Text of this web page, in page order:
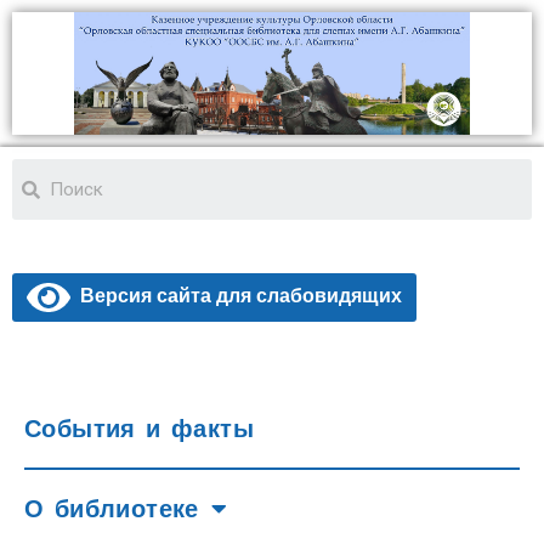
Версия сайта для слабовидящих
События и факты
О библиотеке